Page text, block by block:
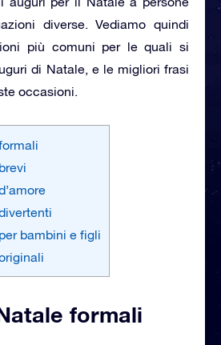
diverse. Vediamo quindi
più comuni per le quali si
di Natale, e le migliori frasi
occasioni.
bambini e figli
formali